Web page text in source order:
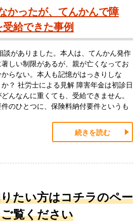
かったが、てんかんで障
給できた事例
談がありました。本人は、てんかん発作
しい制限があるが、親が亡くなってお
らない。本人も記憶がはっきりしな
？ 社労士による見解 障害年金は初診日
んなんに重くても、受給できません。
のひとつに、保険料納付要件というも
続きを読む
たい方はコチラのペー
覧ください